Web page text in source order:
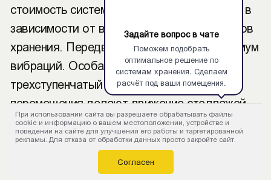
Задайте вопрос в чате
Поможем подобрать
оптимальное решение по
системам хранения. Сделаем
расчёт под ваши помещения.
стоимость системы мобильных стеллажей в
зависимости от веса и габаритов предметов
хранения. Передвижные стеллажи – минимум
вибраций. Особая конструкция рамы,
трехступенчатый редуктор в приводе
перемещения делают движение стеллажей
плавным, легким, без толчков. Усиленная
рама, кроме того, снижает искривление и
вибрацию при движении, что важно для
При использовании сайта вы разрешаете обрабатывать файлы
cookie и информацию о вашем местоположении, устройстве и
поведении на сайте для улучшения его работы и таргетированной
рекламы. Для отказа от обработки данных просто закройте сайт.
Согласен